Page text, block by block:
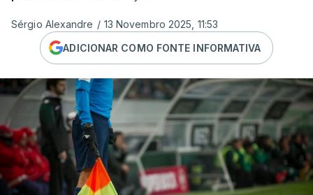
Sérgio Alexandre / 13 Novembro 2025, 11:53
ADICIONAR COMO FONTE INFORMATIVA